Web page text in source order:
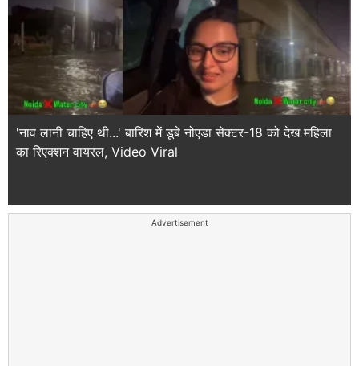
'नाव लानी चाहिए थी...' बारिश में डूबे नोएडा सेक्टर-18 को देख महिला
का रिएक्शन वायरल, Video Viral
Advertisement